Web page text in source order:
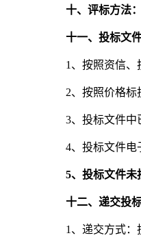
十、评标方法：
十一、投标文件
1、按照资信、
2、按照价格标
3、投标文件中
4、投标文件电
5、投标文件未
十二、递交投
1、递交方式